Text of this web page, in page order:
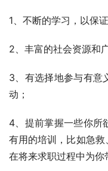
1、不断的学习，以保
2、丰富的社会资源和
3、有选择地参与有意
动；
4、提前掌握一些你所
有用的培训，比如急
在将来求职过程中为你